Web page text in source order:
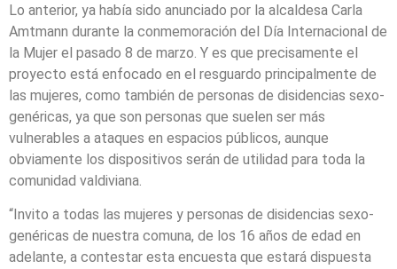
Lo anterior, ya había sido anunciado por la alcaldesa Carla
Amtmann durante la conmemoración del Día Internacional de
la Mujer el pasado 8 de marzo. Y es que precisamente el
proyecto está enfocado en el resguardo principalmente de
las mujeres, como también de personas de disidencias sexo-
genéricas, ya que son personas que suelen ser más
vulnerables a ataques en espacios públicos, aunque
obviamente los dispositivos serán de utilidad para toda la
comunidad valdiviana.
“Invito a todas las mujeres y personas de disidencias sexo-
genéricas de nuestra comuna, de los 16 años de edad en
adelante, a contestar esta encuesta que estará dispuesta